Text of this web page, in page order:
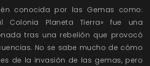
conocida por las Gemas como:
Colonia Planeta Tierra» fue una
tras una rebelión que provocó
No se sabe mucho de cómo
de la invasión de las gemas, pero